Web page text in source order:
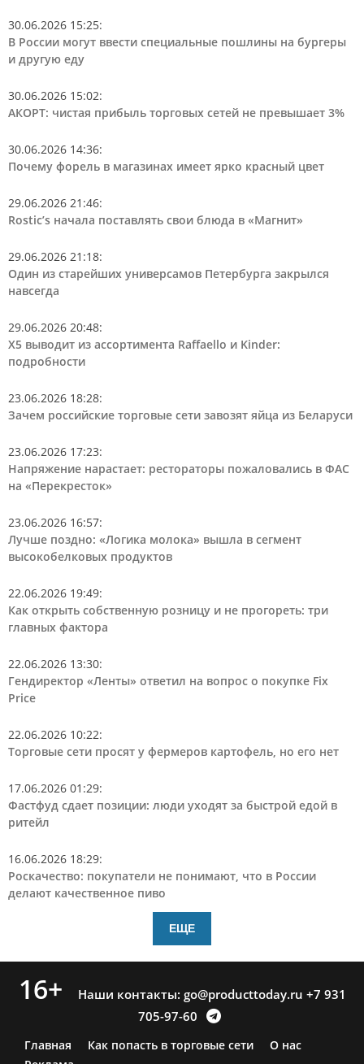
30.06.2026 15:25:
В России могут ввести специальные пошлины на бургеры
и другую еду
30.06.2026 15:02:
АКОРТ: чистая прибыль торговых сетей не превышает 3%
30.06.2026 14:36:
Почему форель в магазинах имеет ярко красный цвет
29.06.2026 21:46:
Rostic’s начала поставлять свои блюда в «Магнит»
29.06.2026 21:18:
Один из старейших универсамов Петербурга закрылся
навсегда
29.06.2026 20:48:
Х5 выводит из ассортимента Raffaello и Kinder:
подробности
23.06.2026 18:28:
Зачем российские торговые сети завозят яйца из Беларуси
23.06.2026 17:23:
Напряжение нарастает: рестораторы пожаловались в ФАС
на «Перекресток»
23.06.2026 16:57:
Лучше поздно: «Логика молока» вышла в сегмент
высокобелковых продуктов
22.06.2026 19:49:
Как открыть собственную розницу и не прогореть: три
главных фактора
22.06.2026 13:30:
Гендиректор «Ленты» ответил на вопрос о покупке Fix
Price
22.06.2026 10:22:
Торговые сети просят у фермеров картофель, но его нет
17.06.2026 01:29:
Фастфуд сдает позиции: люди уходят за быстрой едой в
ритейл
16.06.2026 18:29:
Роскачество: покупатели не понимают, что в России
делают качественное пиво
ЕЩЕ
16+ Наши контакты: go@producttoday.ru +7 931
705-97-60
Главная Как попасть в торговые сети
О нас